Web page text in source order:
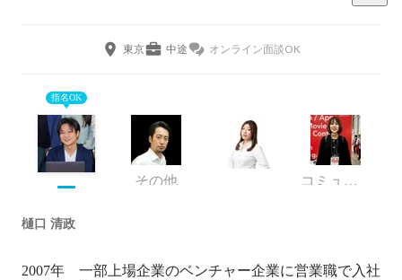
東京 中途 オンライン面談OK
指名OK
その他 コミュニケーションデザイン部 GM
樋口 清政
2007年　一部上場企業のベンチャー企業に営業職で入社